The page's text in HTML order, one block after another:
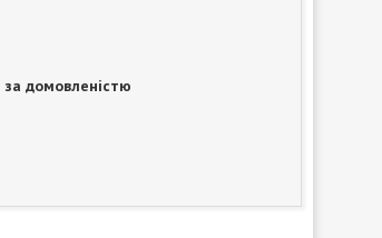
за домовленістю